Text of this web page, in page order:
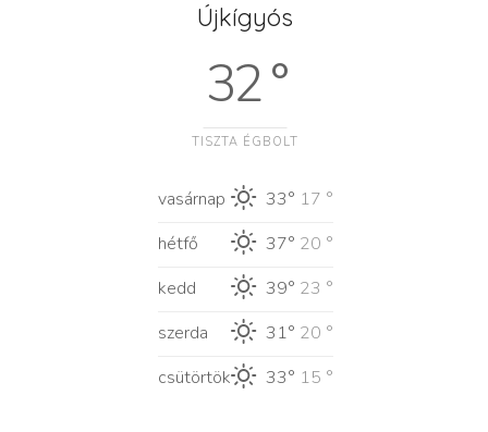
Újkígyós
32 °
TISZTA ÉGBOLT
vasárnap 33° 17 °
hétfő
37° 20 °
kedd
39° 23 °
szerda
31° 20 °
csütörtök
33° 15 °